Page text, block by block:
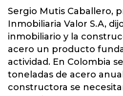
Sergio Mutis Caballero,
Inmobiliaria Valor S.A,
inmobiliario y la
acero un producto
actividad. En Colombia
toneladas de acero
constructora se